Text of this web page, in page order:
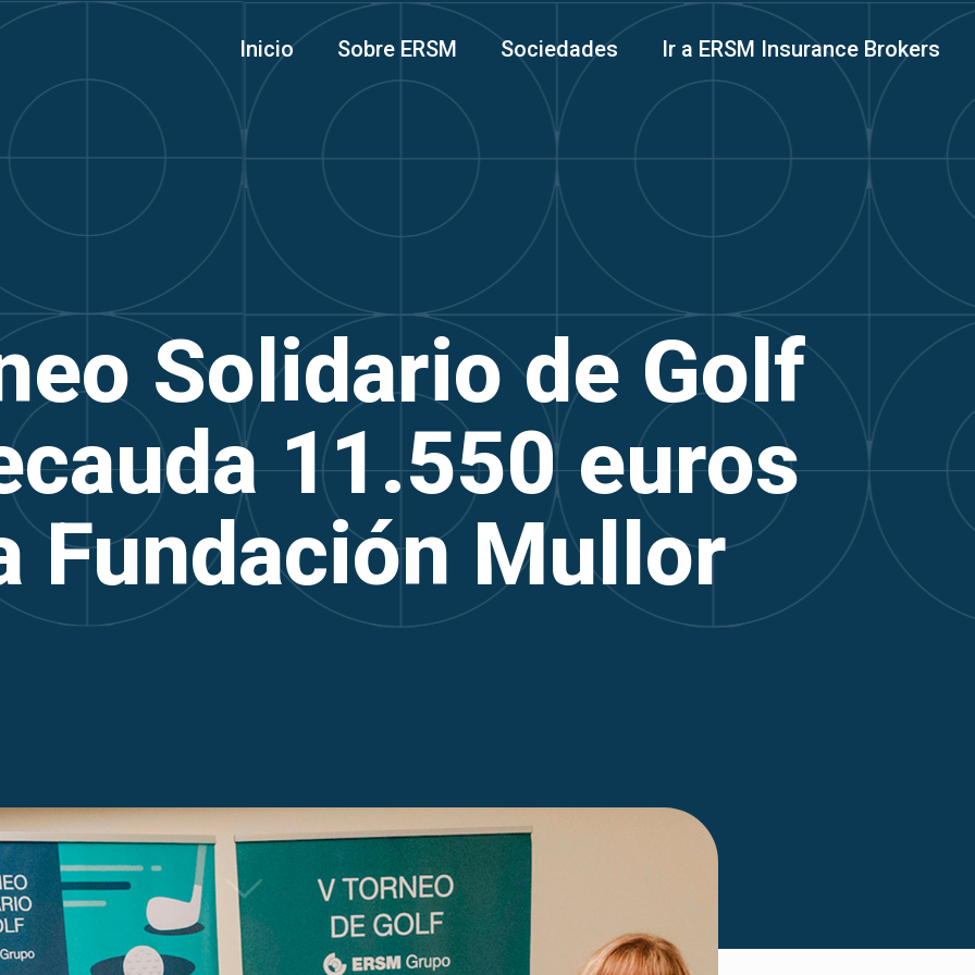
Inicio Sobre ERSM Sociedades Ir a ERSM Insurance Brokers
Solidario de Golf
11.550 euros
Fundación Mullor